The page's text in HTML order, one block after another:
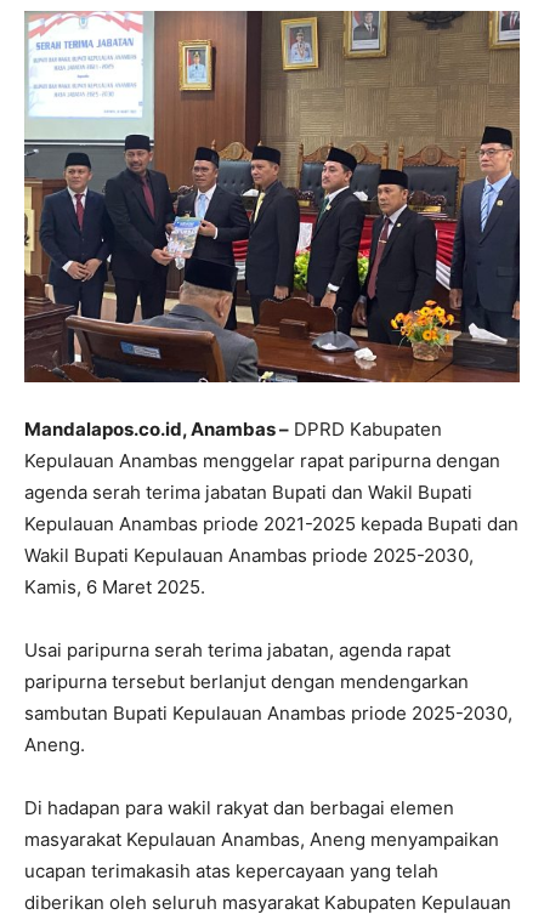
Mandalapos.co.id, Anambas – DPRD Kabupaten
Kepulauan Anambas menggelar rapat paripurna dengan
agenda serah terima jabatan Bupati dan Wakil Bupati
Kepulauan Anambas priode 2021-2025 kepada Bupati dan
Wakil Bupati Kepulauan Anambas priode 2025-2030,
Kamis, 6 Maret 2025.
Usai paripurna serah terima jabatan, agenda rapat
paripurna tersebut berlanjut dengan mendengarkan
sambutan Bupati Kepulauan Anambas priode 2025-2030,
Aneng.
Di hadapan para wakil rakyat dan berbagai elemen
masyarakat Kepulauan Anambas, Aneng menyampaikan
ucapan terimakasih atas kepercayaan yang telah
diberikan oleh seluruh masyarakat Kabupaten Kepulauan